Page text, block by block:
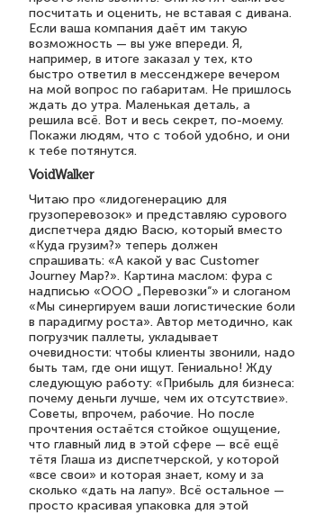
посчитать и оценить, не вставая с дивана.
Если ваша компания даёт им такую
возможность — вы уже впереди. Я,
например, в итоге заказал у тех, кто
быстро ответил в мессенджере вечером
на мой вопрос по габаритам. Не пришлось
ждать до утра. Маленькая деталь, а
решила всё. Вот и весь секрет, по-моему.
Покажи людям, что с тобой удобно, и они
к тебе потянутся.
VoidWalker
Читаю про «лидогенерацию для
грузоперевозок» и представляю сурового
диспетчера дядю Васю, который вместо
«Куда грузим?» теперь должен
спрашивать: «А какой у вас Customer
Journey Map?». Картина маслом: фура с
надписью «ООО „Перевозки“» и слоганом
«Мы синергируем ваши логистические боли
в парадигму роста». Автор методично, как
погрузчик паллеты, укладывает
очевидности: чтобы клиенты звонили, надо
быть там, где они ищут. Гениально! Жду
следующую работу: «Прибыль для бизнеса:
почему деньги лучше, чем их отсутствие».
Советы, впрочем, рабочие. Но после
прочтения остаётся стойкое ощущение,
что главный лид в этой сфере — всё ещё
тётя Глаша из диспетчерской, у которой
«все свои» и которая знает, кому и за
сколько «дать на лапу». Всё остальное —
просто красивая упаковка для этой